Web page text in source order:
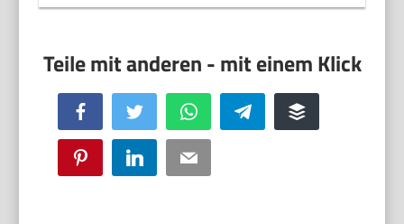
Facebook Twitter WhatsApp Telegram Buffer
Pinterest LinkedIn Email